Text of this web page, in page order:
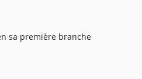
sa première branche